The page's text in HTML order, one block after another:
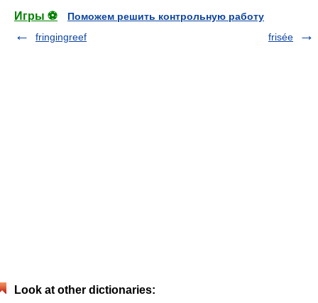
Игры ⚽
Поможем решить контрольную работу
fringingreef
frisée
Look at other dictionaries: